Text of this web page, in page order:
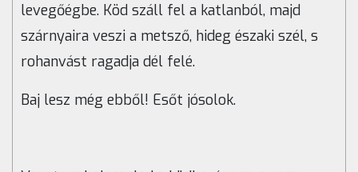
levegőégbe. Köd száll fel a katlanból, majd
szárnyaira veszi a metsző, hideg északi szél, s
rohanvást ragadja dél felé.
Baj lesz még ebből! Esőt jósolok.